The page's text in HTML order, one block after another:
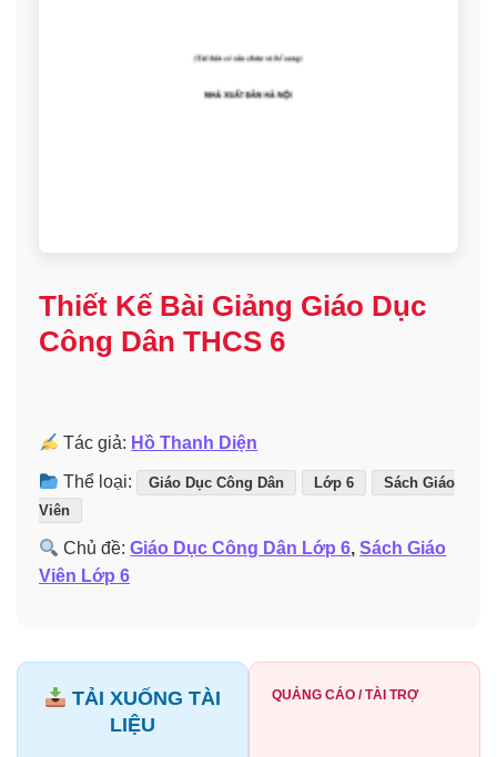
Thiết Kế Bài Giảng Giáo Dục
Công Dân THCS 6
Tác giả: Hồ Thanh Diện
Thể loại: Giáo Dục Công Dân Lớp 6
Sách Giáo
Viên
Chủ đề:Giáo Dục Công Dân Lớp 6,Sách Giáo
Viên Lớp 6
TẢI XUỐNG TÀI
LIỆU
QUẢNG CÁO / TÀI TRỢ